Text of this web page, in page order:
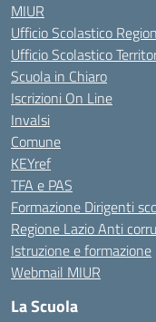
MIUR
Ufficio Scolastico
Ufficio Scolastico
Scuola in Chiaro
Iscrizioni On Line
Invalsi
Comune
KEYref
TFA e PAS
Formazione Dirigenti
Regione Lazio Anti
Istruzione e formazione
Webmail MIUR
La Scuola